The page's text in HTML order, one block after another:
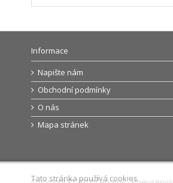
Informace
Napište nám
Obchodní podmínky
O nás
Mapa stránek
Tato stránka používá cookies